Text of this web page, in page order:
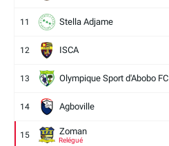
11 Stella Adjame
12 ISCA
13 Olympique Sport d'Abobo FC
14 Agboville
15 Zoman
Relégué